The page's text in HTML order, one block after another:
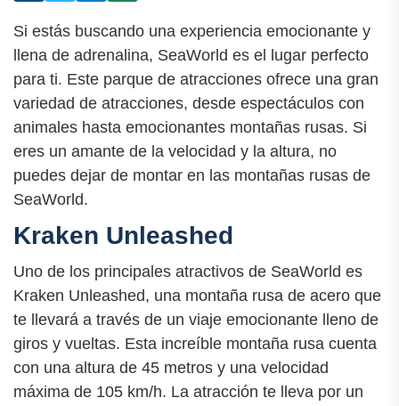
Si estás buscando una experiencia emocionante y
llena de adrenalina, SeaWorld es el lugar perfecto
para ti. Este parque de atracciones ofrece una gran
variedad de atracciones, desde espectáculos con
animales hasta emocionantes montañas rusas. Si
eres un amante de la velocidad y la altura, no
puedes dejar de montar en las montañas rusas de
SeaWorld.
Kraken Unleashed
Uno de los principales atractivos de SeaWorld es
Kraken Unleashed, una montaña rusa de acero que
te llevará a través de un viaje emocionante lleno de
giros y vueltas. Esta increíble montaña rusa cuenta
con una altura de 45 metros y una velocidad
máxima de 105 km/h. La atracción te lleva por un